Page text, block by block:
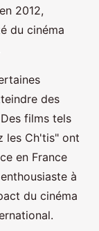
2012,
du cinéma
des
films tels
les Ch'tis" ont
en France
à
du cinéma